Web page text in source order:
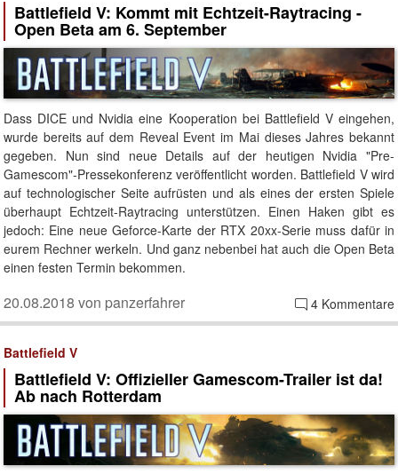
Battlefield V: Kommt mit Echtzeit-Raytracing -
Open Beta am 6. September
Dass DICE und Nvidia eine Kooperation bei Battlefield V eingehen,
wurde bereits auf dem Reveal Event im Mai dieses Jahres bekannt
gegeben. Nun sind neue Details auf der heutigen Nvidia "Pre-
Gamescom"-Pressekonferenz veröffentlicht worden. Battlefield V wird
auf technologischer Seite aufrüsten und als eines der ersten Spiele
überhaupt Echtzeit-Raytracing unterstützen. Einen Haken gibt es
jedoch: Eine neue Geforce-Karte der RTX 20xx-Serie muss dafür in
eurem Rechner werkeln. Und ganz nebenbei hat auch die Open Beta
einen festen Termin bekommen.
4 Kommentare
20.08.2018 von panzerfahrer
Battlefield V
Battlefield V: Offizieller Gamescom-Trailer ist da!
Ab nach Rotterdam